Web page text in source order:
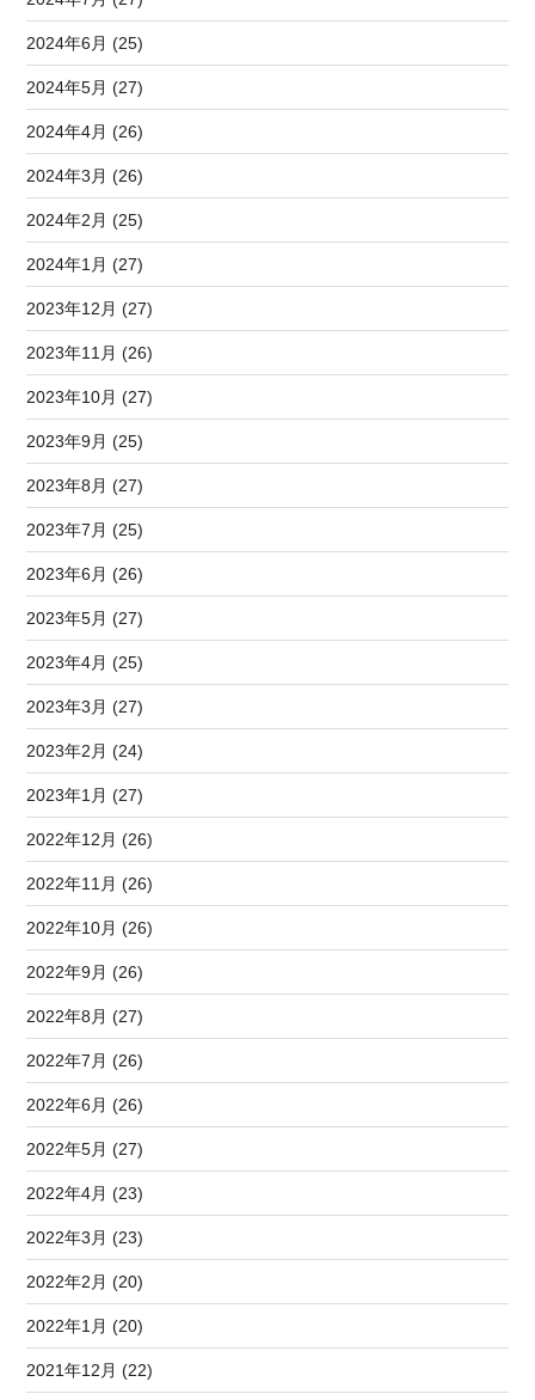
2024年6月 (25)
2024年5月 (27)
2024年4月 (26)
2024年3月 (26)
2024年2月 (25)
2024年1月 (27)
2023年12月 (27)
2023年11月 (26)
2023年10月 (27)
2023年9月 (25)
2023年8月 (27)
2023年7月 (25)
2023年6月 (26)
2023年5月 (27)
2023年4月 (25)
2023年3月 (27)
2023年2月 (24)
2023年1月 (27)
2022年12月 (26)
2022年11月 (26)
2022年10月 (26)
2022年9月 (26)
2022年8月 (27)
2022年7月 (26)
2022年6月 (26)
2022年5月 (27)
2022年4月 (23)
2022年3月 (23)
2022年2月 (20)
2022年1月 (20)
2021年12月 (22)